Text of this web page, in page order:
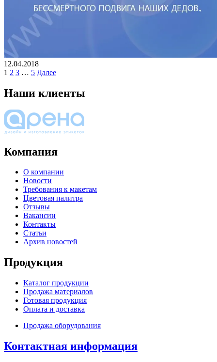
12.04.2018
1 2 3 … 5 Далее
Наши клиенты
Компания
О компании
Новости
Требования к макетам
Цветовая палитра
Отзывы
Вакансии
Контакты
Статьи
Архив новостей
Продукция
Каталог продукции
Продажа материалов
Готовая продукция
Оплата и доставка
Продажа оборудования
Контактная информация